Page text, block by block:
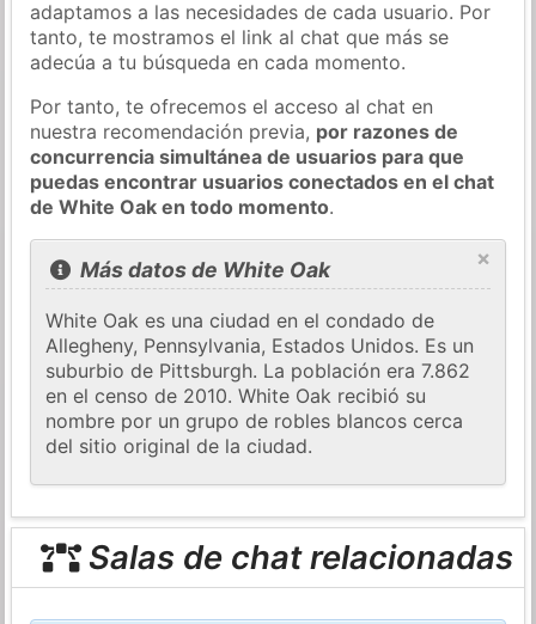
adaptamos a las necesidades de cada usuario. Por
tanto, te mostramos el link al chat que más se
adecúa a tu búsqueda en cada momento.
Por tanto, te ofrecemos el acceso al chat en
nuestra recomendación previa, por razones de
concurrencia simultánea de usuarios para que
puedas encontrar usuarios conectados en el chat
de White Oak en todo momento.
×
Más datos de White Oak
White Oak es una ciudad en el condado de
Allegheny, Pennsylvania, Estados Unidos. Es un
suburbio de Pittsburgh. La población era 7.862
en el censo de 2010. White Oak recibió su
nombre por un grupo de robles blancos cerca
del sitio original de la ciudad.
Salas de chat relacionadas